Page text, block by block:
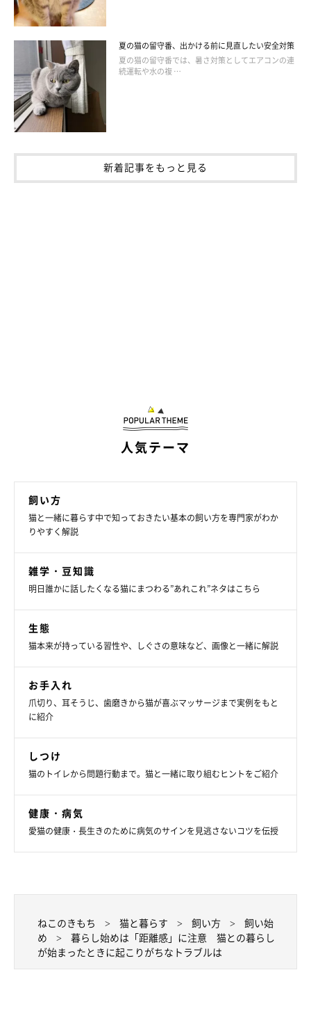
ねこのきもち投稿写真ギャラリー
ーー飼い始めに威嚇されてしまう状態が続いた場合、何か原因が
あるのでしょうか。
岡本先生：
「警戒心の強い子であったり、そのコにとって距離の縮め方が急
だったのかもしれません」
今回は、猫との暮らしが始まったときに起こりがちなトラブルの
原因と対処法について教えていただきました。家に来たばかりの
猫は警戒心が強い場合があるので、安心できる環境をつくり、適
（監修：ねこのきもち獣医師相談室 獣医師・岡本りさ先生）
取材・文／平岡紗季
※写真はスマホアプリ「いぬ・ねこのきもち」で投稿されたもの
です。
※記事と写真に関連性はありませんので予めご了承ください。
夏の猫の留守番、出かける前に見直したい安全対策
夏の猫の留守番では、暑さ対策としてエアコンの連
続運転や水の複 …
新着記事をもっと見る
人気テーマ
飼い方
猫と一緒に暮らす中で知っておきたい基本の飼い方を専門家がわか
りやすく解説
雑学・豆知識
明日誰かに話したくなる猫にまつわる”あれこれ”ネタはこちら
生態
猫本来が持っている習性や、しぐさの意味など、画像と一緒に解説
お手入れ
爪切り、耳そうじ、歯磨きから猫が喜ぶマッサージまで実例をもと
に紹介
しつけ
猫のトイレから問題行動まで。猫と一緒に取り組むヒントをご紹介
健康・病気
愛猫の健康・長生きのために病気のサインを見逃さないコツを伝授
ねこのきもち 猫と暮らす 飼い方
飼い始
め
暮らし始めは「距離感」に注意 猫との暮らし
が始まったときに起こりがちなトラブルは